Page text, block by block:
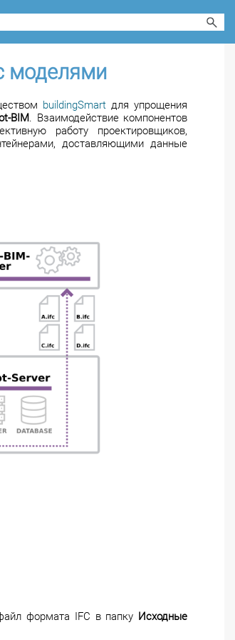
моделями
buildingSmartдля упрощения
BIM. Взаимодействие компонентов
работу проектировщиков,
доставляющими данные
формата IFC в папку Исходные